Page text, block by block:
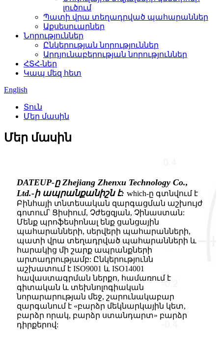
լուծում
Պատի վրա տեղադրված պահարաններ
Աքսեսուարներ
Նորություններ
Ընկերության նորություններ
Արդյունաբերության նորություններ
ՀՏՀ-ներ
Կապ մեզ հետ
English
Տուն
Մեր մասին
Մեր մասին
DATEUP-ը Zhejiang Zhenxu Technology Co.,
Ltd.-ի ապրանքանիշն է: which-ը գտնվում է
Բինհայի տնտեսական զարգացման աշխույժ
գոտում՝ Ցիսիում, Չժեցզյան, Չինաստան:
Մենք պրոֆեսիոնալ ենք ցանցային
պահարանների, սերվերի պահարանների,
պատի վրա տեղադրված պահարանների և
հարակից մի շարք ապրանքների
արտադրությամբ: Ընկերությունն
աշխատում է ISO9001 և ISO14001
հավաստագրման ներքո, համառում է
գիտական ​​և տեխնոլոգիական
նորարարության մեջ, շարունակաբար
զարգանում է «բարձր մեկնարկային կետ,
բարձր որակ, բարձր ստանդարտ» բարձր
դիրքերով: